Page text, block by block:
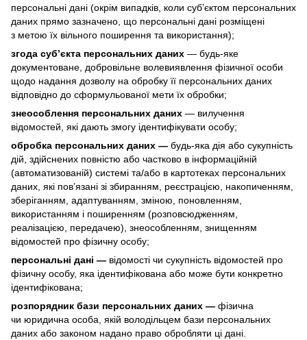
персональні дані (окрім випадків, коли суб’єктом персональних
даних прямо зазначено, що персональні дані розміщені
з метою їх вільного поширення та використання);
згода суб’єкта персональних даних — будь-яке
документоване, добровільне волевиявлення фізичної особи
щодо надання дозволу на обробку її персональних даних
відповідно до сформульованої мети їх обробки;
знеособлення персональних даних — вилучення
відомостей, які дають змогу ідентифікувати особу;
обробка персональних даних — будь-яка дія або сукупність
дій, здійснених повністю або частково в інформаційній
(автоматизованій) системі та/або в картотеках персональних
даних, які пов’язані зі збиранням, реєстрацією, накопиченням,
зберіганням, адаптуванням, зміною, поновленням,
використанням і поширенням (розповсюдженням,
реалізацією, передачею), знеособленням, знищенням
відомостей про фізичну особу;
персональні дані — відомості чи сукупність відомостей про
фізичну особу, яка ідентифікована або може бути конкретно
ідентифікована;
розпорядник бази персональних даних — фізична
чи юридична особа, якій володільцем бази персональних
даних або законом надано право обробляти ці дані.